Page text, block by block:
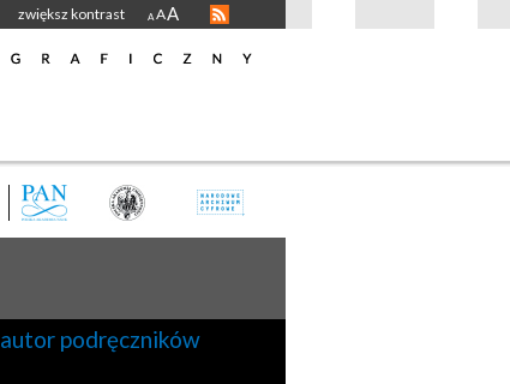
zwiększ kontrast A AA
autor podręczników